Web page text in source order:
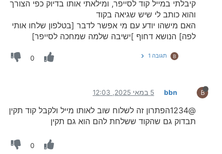
קיבלתי במייל קוד לסייפר, ומילאתי אותו בדיוק כפי הצורך
והוא כותב לי שיש שגיאה בקוד
האם מישהו יודע עם מי אפשר לדבר [בטלפון שלחו אותי
לפה] הנושא דחוף ]ישיבה שלמה שמחכה לסייפר]
B תגובה 1 0
B
bbn 5 במאי 2025, 12:03
@1234הפתרון זה לשלוח שוב לאותו מייל ולקבל קוד תקין
תבדוק גם שהקוד ששלחת להם הוא גם תקין
0